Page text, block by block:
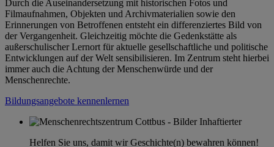
Durch die Auseinandersetzung mit historischen Fotos und
Filmaufnahmen, Objekten und Archivmaterialien sowie den
Erinnerungen von Betroffenen entsteht ein differenziertes Bild von
der Vergangenheit. Gleichzeitig möchte die Gedenkstätte als
außerschulischer Lernort für aktuelle gesellschaftliche und politische
Entwicklungen auf der Welt sensibilisieren. Im Zentrum steht hierbei
immer auch die Achtung der Menschenwürde und der
Menschenrechte.
Bildungsangebote kennenlernen
Helfen Sie uns, damit wir Geschichte(n) bewahren können!